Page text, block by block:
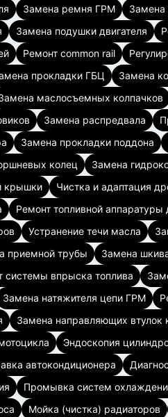
Замена ремня ГРМ Замена
Замена подушки двигателя
Ремонт common rail
прокладки ГБЦ Замена
маслосъемных колпачков
Замена распредвала
Замена прокладки поддона
колец Замена
крышки
Чистка и адаптация
Ремонт топливной аппаратуры
Устранение течи масла
приемной трубы Замена
системы впрыска топлива
Замена натяжителя цепи ГРМ
Замена направляющих втулок
Эндоскопия
автокондиционера
Промывка систем
Мойка (чистка) радиаторов